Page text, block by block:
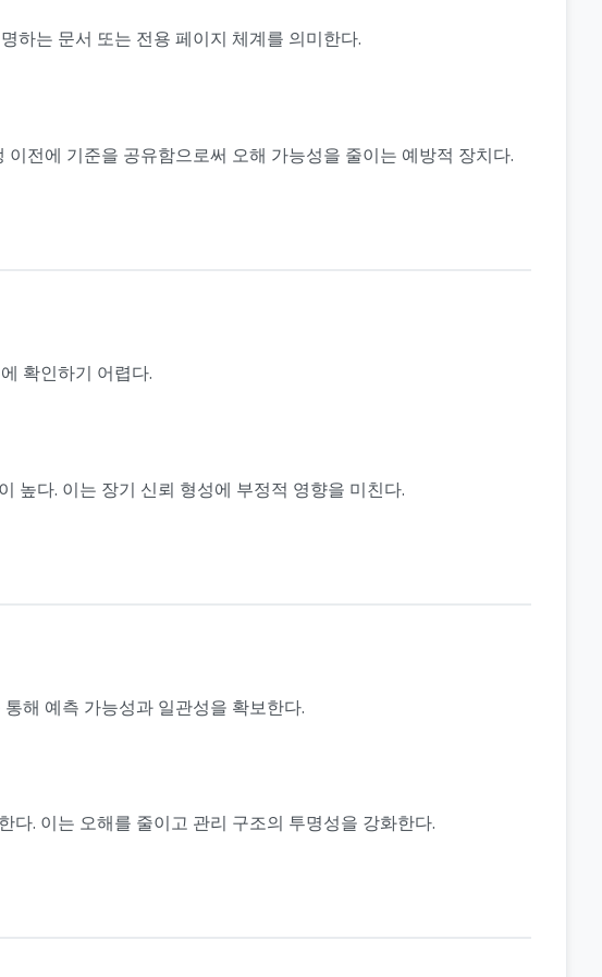
하는 문서 또는 전용 페이지 체계를 의미한다.
전에 기준을 공유함으로써 오해 가능성을 줄이는 예방적 장치다.
확인하기 어렵다.
높다. 이는 장기 신뢰 형성에 부정적 영향을 미친다.
해 예측 가능성과 일관성을 확보한다.
. 이는 오해를 줄이고 관리 구조의 투명성을 강화한다.